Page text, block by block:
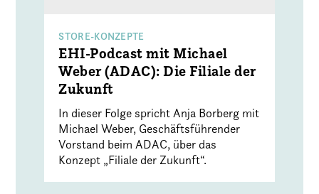
STORE-KONZEPTE
EHI-Podcast mit Michael
Weber (ADAC): Die Filiale der
Zukunft
In dieser Folge spricht Anja Borberg mit
Michael Weber, Geschäftsführender
Vorstand beim ADAC, über das
Konzept „Filiale der Zukunft“.